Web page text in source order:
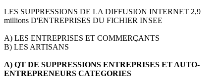
LES SUPPRESSIONS DE LA DIFFUSION INTERNET 2,9
millions D'ENTREPRISES DU FICHIER INSEE
A) LES ENTREPRISES ET COMMERÇANTS
B) LES ARTISANS
A) QT DE SUPPRESSIONS ENTREPRISES ET AUTO-
ENTREPRENEURS CATEGORIES